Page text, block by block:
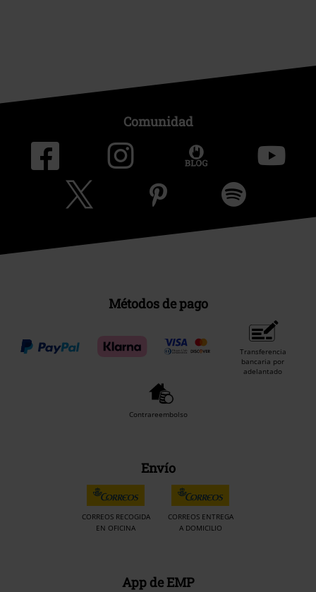
Comunidad
Métodos de pago
Transferencia
bancaria por
adelantado
Contrareembolso
Envío
CORREOS RECOGIDA
EN OFICINA
CORREOS ENTREGA
A DOMICILIO
App de EMP